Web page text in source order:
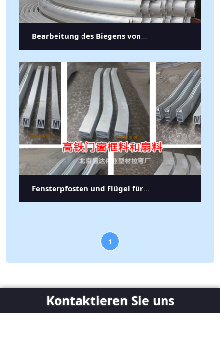
Bearbeitung des Biegens von
Aluminiumprofilen
Fensterpfosten und Flügel für
Hochgeschwindigkeitswaggons
1
Kontaktieren Sie uns